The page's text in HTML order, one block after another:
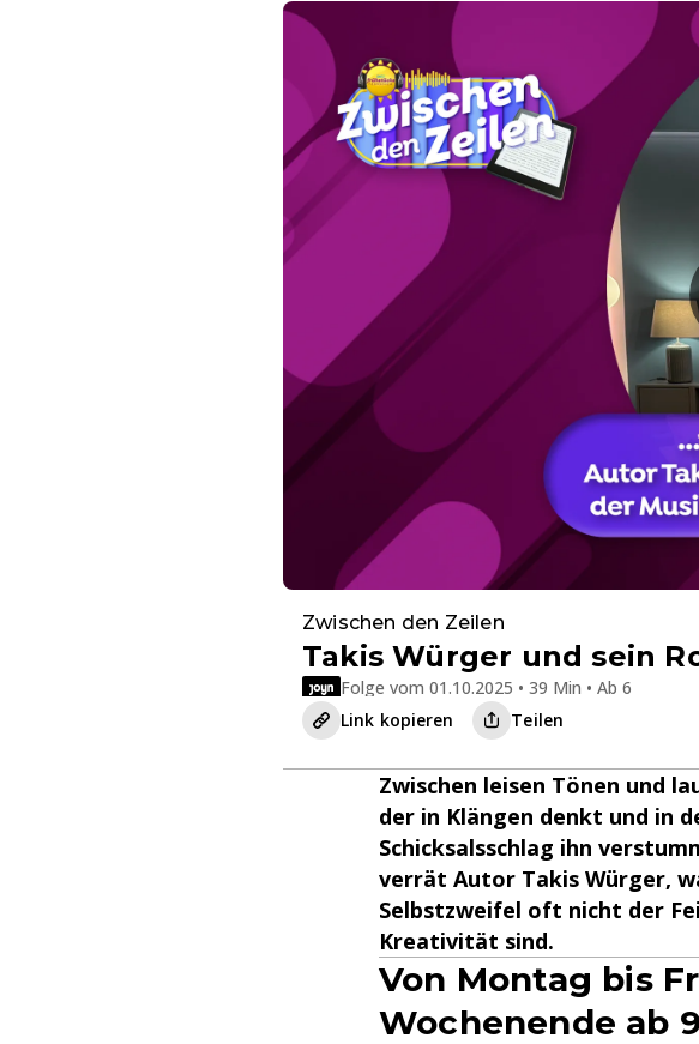
Zwischen den Zeilen
Takis Würger und sein
Folge vom 01.10.2025 • 39 Min • Ab 6
Link kopieren
Teilen
Zwischen leisen Tönen und
der in Klängen denkt und in
Schicksalsschlag ihn
verrät Autor Takis Würger,
Selbstzweifel oft nicht der
Kreativität sind.
Von Montag bis
Wochenende ab